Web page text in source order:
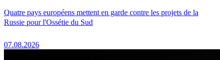
Quatre pays européens mettent en garde contre les projets de la
Russie pour l'Ossétie du Sud
07.08.2026